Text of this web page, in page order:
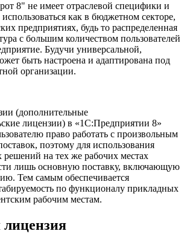
8" не имеет отраслевой специфики и
как в бюджетном секторе,
предприятиях, будь то распределенная
с большим количеством пользователей
Будучи универсальной,
быть настроена и адаптирована под
организации.
(дополнительные
лицензии) в «1С:Предприятии 8»
право работать с произвольным
поэтому для использования
на тех же рабочих местах
лишь основную поставку, включающую
Тем самым обеспечивается
по функционалу прикладных
рабочим местам.